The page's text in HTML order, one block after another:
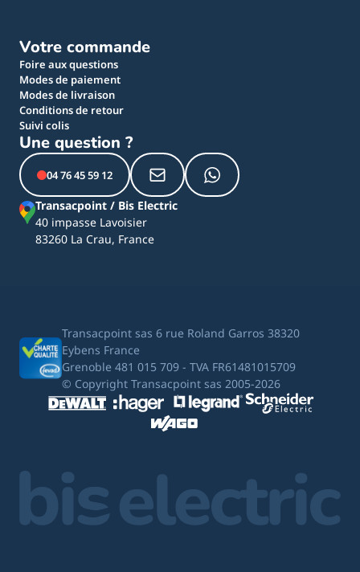
Votre commande
Foire aux questions
Modes de paiement
Modes de livraison
Conditions de retour
Suivi colis
Une question ?
04 76 45 59 12
Transacpoint / Bis Electric
40 impasse Lavoisier
83260 La Crau, France
Transacpoint sas 6 rue Roland Garros 38320
Eybens France
Grenoble 481 015 709 - TVA FR61481015709
© Copyright Transacpoint sas 2005-2026